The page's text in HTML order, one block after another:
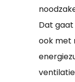
Dat
ook met